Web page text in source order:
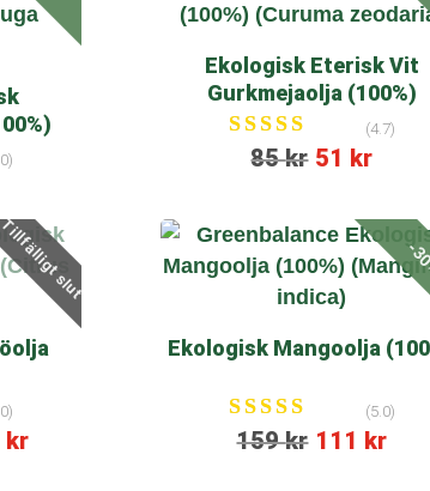
Ekologisk Eterisk Vit
Gurkmejaolja (100%)
Betygsatt
(4.7)
85kr 51 kr
slut
kr
-
Ekologisk Mangoolja
Betygsatt
(5.0)
159kr 111 kr